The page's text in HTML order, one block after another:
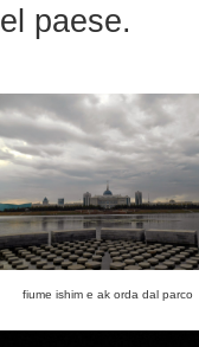
paese.
fiume ishim e ak orda dal parco